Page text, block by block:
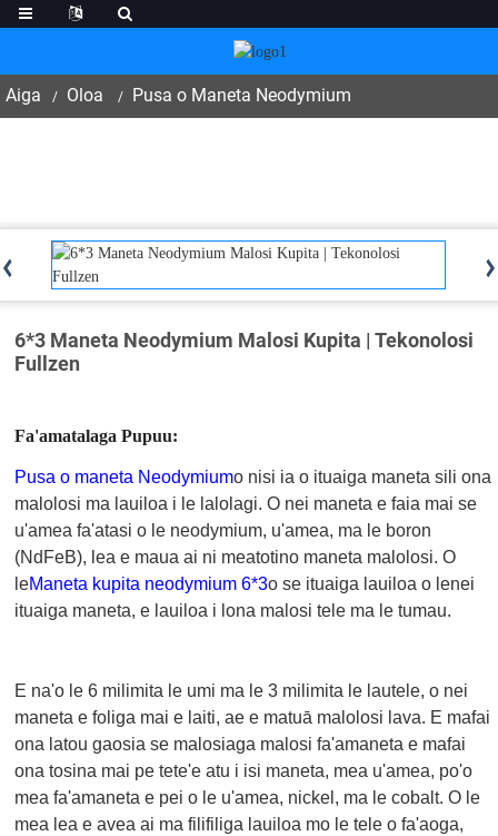
Aiga Oloa Pusa o Maneta Neodymium
6*3 Maneta Neodymium Malosi Kupita | Tekonolosi
Fullzen
Fa'amatalaga Pupuu:
Pusa o maneta Neodymiumo nisi ia o ituaiga maneta sili ona
malolosi ma lauiloa i le lalolagi. O nei maneta e faia mai se
u'amea fa'atasi o le neodymium, u'amea, ma le boron
(NdFeB), lea e maua ai ni meatotino maneta malolosi. O
leManeta kupita neodymium 6*3o se ituaiga lauiloa o lenei
ituaiga maneta, e lauiloa i lona malosi tele ma le tumau.
E na'o le 6 milimita le umi ma le 3 milimita le lautele, o nei
maneta e foliga mai e laiti, ae e matuā malolosi lava. E mafai
ona latou gaosia se malosiaga malosi fa'amaneta e mafai
ona tosina mai pe tete'e atu i isi maneta, mea u'amea, po'o
mea fa'amaneta e pei o le u'amea, nickel, ma le cobalt. O le
mea lea e avea ai ma filifiliga lauiloa mo le tele o fa'aoga,